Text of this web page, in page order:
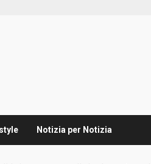
Notizia per Notizia